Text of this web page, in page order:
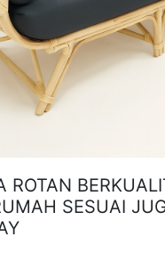
ROTAN
SESUAI